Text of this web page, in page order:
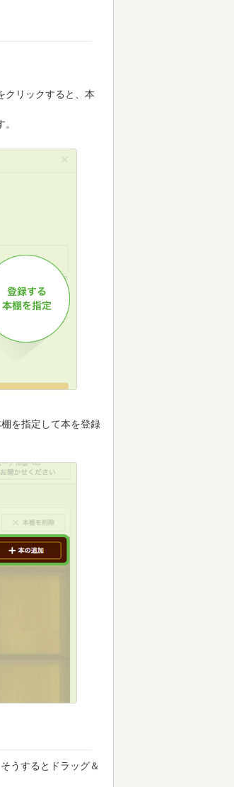
クリックすると、本
を指定して本を登録
うするとドラッグ＆